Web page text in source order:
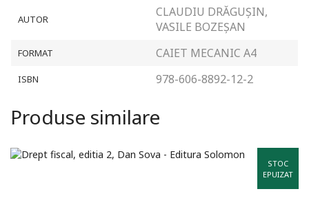
AUTOR
CLAUDIU DRĂGUȘIN,
VASILE BOZEŞAN
FORMAT CAIET MECANIC A4
ISBN 978-606-8892-12-2
Produse similare
STOC
EPUIZAT